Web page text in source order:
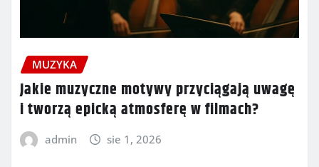
MUZYKA
Jakie muzyczne motywy przyciągają uwagę
i tworzą epicką atmosferę w filmach?
admin sie 1, 2026